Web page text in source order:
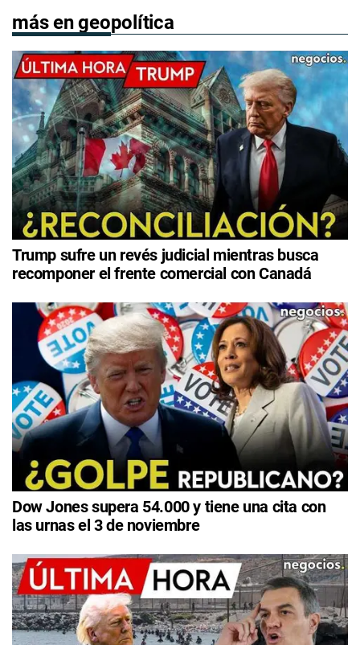
más en geopolítica
Trump sufre un revés judicial mientras busca
recomponer el frente comercial con Canadá
Dow Jones supera 54.000 y tiene una cita con
las urnas el 3 de noviembre